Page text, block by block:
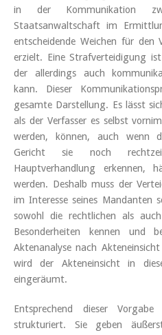
in der Kommunikation
Staatsanwaltschaft im
entscheidende Weichen für den
erzielt. Eine Strafverteidigung
der allerdings auch
kann. Dieser
gesamte Darstellung. Es lässt
als der Verfasser es selbst
werden, können, auch wenn
Gericht sie noch
Hauptverhandlung erkennen,
werden. Deshalb muss der
im Interesse seines Mandanten
sowohl die rechtlichen als
Besonderheiten kennen und
Aktenanalyse nach
wird der Akteneinsicht in
eingeräumt.
Entsprechend dieser
strukturiert. Sie geben